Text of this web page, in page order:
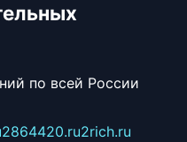
по всей России
2864420.ru2rich.ru